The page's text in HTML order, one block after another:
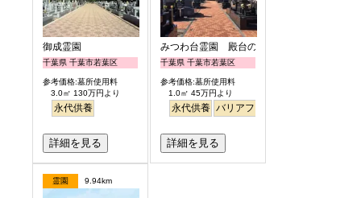
御成霊園
千葉県 千葉市若葉区
参考価格:墓所使用料
3.0㎡ 130万円より
永代供養
詳細を見る
みつわ台霊園 殿台の杜
千葉県 千葉市若葉区
参考価格:墓所使用料
1.0㎡ 45万円より
永代供養 バリアフリー
詳細を見る
霊園 9.94km